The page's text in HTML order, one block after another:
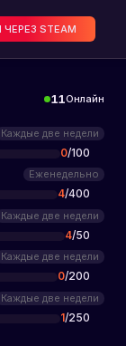
STEAM
11Онлайн
Каждые две недели
0/100
Еженедельно
4/400
Каждые две недели
4/50
Каждые две недели
0/200
Каждые две недели
1/250